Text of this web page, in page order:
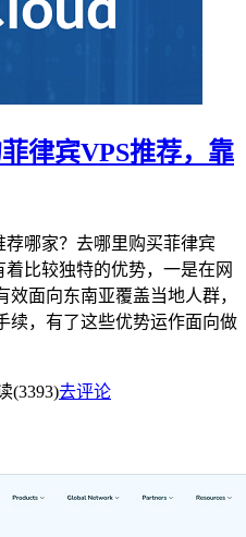
律宾VPS推荐，靠
荐哪家？去哪里购买菲律宾
比较独特的优势，一是在网
面向东南亚覆盖当地人群，
续，有了这些优势运作面向做
(3393)去评论